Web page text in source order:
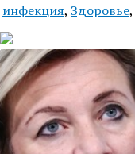
инфекция, Здоровье,